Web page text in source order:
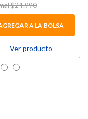
reduced from
$24.990
A LA BOLSA
Ver producto